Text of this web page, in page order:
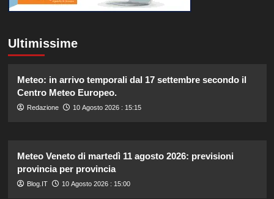
Ultimissime
Meteo: in arrivo temporali dal 17 settembre secondo il
Centro Meteo Europeo.
Redazione 10 Agosto 2026 : 15:15
Meteo Veneto di martedì 11 agosto 2026: previsioni
provincia per provincia
Blog.IT 10 Agosto 2026 : 15:00